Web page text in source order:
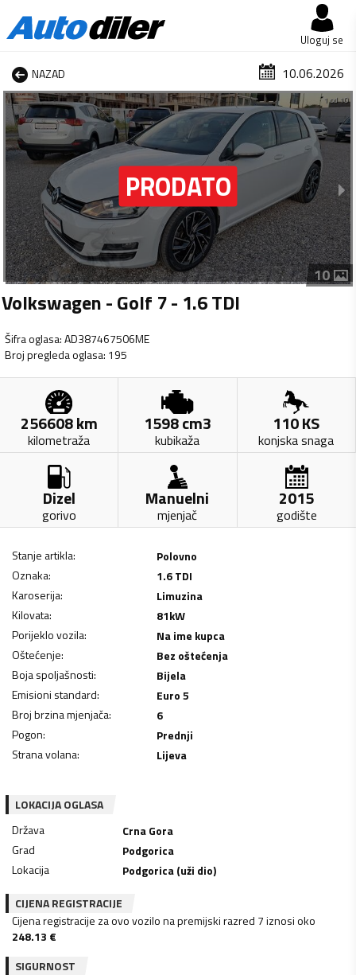
Uloguj se
NAZAD 10.06.2026
1 od 10
10
Volkswagen - Golf 7 - 1.6 TDI
Šifra oglasa:AD387467506ME
Broj pregleda oglasa: 195
256608km
kilometraža
1598cm3
kubikaža
110KS
konjska snaga
Dizel
gorivo
Manuelni
mjenjač
2015
godište
Stanje artikla:
Polovno
Oznaka:
1.6 TDI
Karoserija:
Limuzina
Kilovata: 81kW
Porijeklo vozila:
Na ime kupca
Oštećenje:
Bez oštećenja
Boja spoljašnosti:
Bijela
Emisioni standard:
Euro 5
Broj brzina mjenjača:
6
Pogon:
Prednji
Strana volana: Lijeva
LOKACIJA OGLASA
Država
Crna Gora
Grad
Podgorica
Lokacija
Podgorica (uži dio)
CIJENA REGISTRACIJE
Cijena registracije za ovo vozilo na premijski razred 7 iznosi oko
248.13 €
SIGURNOST